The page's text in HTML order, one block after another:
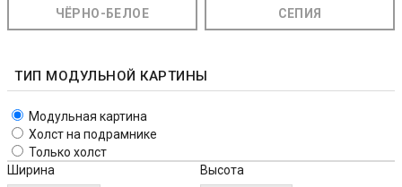
ЧЁРНО-БЕЛОЕ СЕПИЯ
ТИП МОДУЛЬНОЙ КАРТИНЫ
Модульная картина
Холст на подрамнике
Только холст
Ширина
Высота